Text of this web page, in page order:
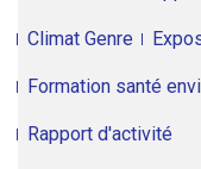
Climat Genre
Formation santé
Rapport d'activité